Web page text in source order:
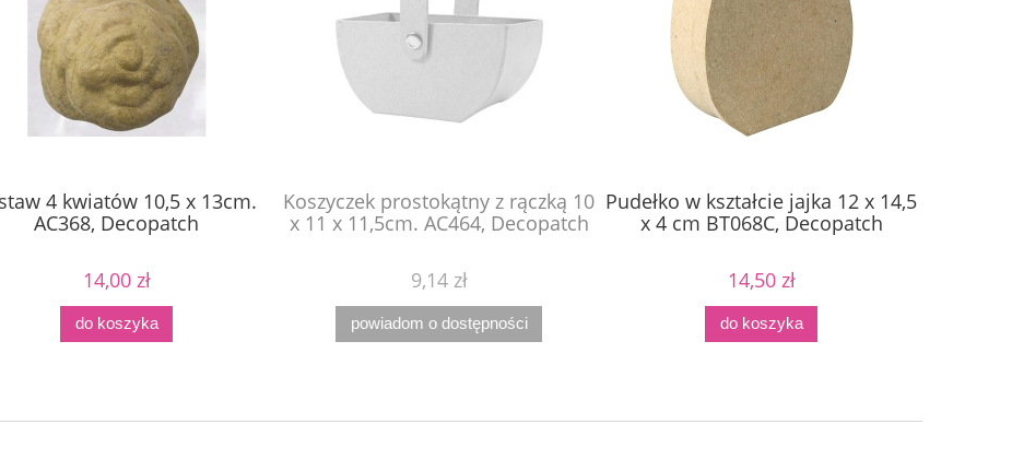
4 kwiatów 10,5 x 13cm.
AC368, Decopatch
14,00 zł
do koszyka
Koszyczek prostokątny z rączką 10
x 11 x 11,5cm. AC464, Decopatch
9,14 zł
powiadom o dostępności
Pudełko w kształcie jajka 12 x 14,5
x 4 cm BT068C, Decopatch
14,50 zł
do koszyka